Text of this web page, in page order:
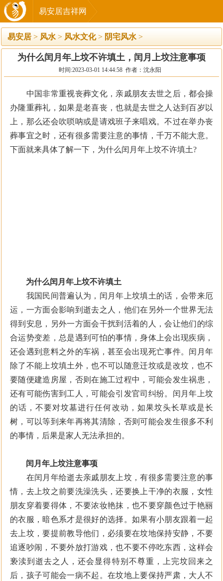
易安居吉祥网
易安居 > 风水 > 风水文化> 阴宅风水 >
为什么闰月年上坟不许填土，闰月上坟注意事项
时间:2023-03-01 14:44:58 作者：沈永阳
中国非常重视丧葬文化，亲戚朋友去世之后，都会操
办隆重葬礼，如果是老喜丧，也就是去世之人达到百岁以
上，那么还会吹唢呐或是请戏班子来唱戏。不过在举办丧
葬事宜之时，还有很多需要注意的事情，千万不能大意。
下面就来具体了解一下，为什么闰月年上坟不许填土?
为什么闰月年上坟不许填土
我国民间普遍认为，闰月年上坟填土的话，会带来厄
运，一方面会影响到逝去之人，他们在另外一个世界无法
得到安息，另外一方面会干扰到活着的人，会让他们的综
合运势变差，总是遇到可怕的事情，身体上会出现疾病，
还会遇到意料之外的车祸，甚至会出现死亡事件。闰月年
除了不能上坟填土外，也不可以随意迁坟或是改坟，也不
要随便建造房屋，否则在施工过程中，可能会发生祸患，
还有可能伤害到工人，可能会引发官司纠纷。闰月年上坟
的话，不要对坟墓进行任何改动，如果坟头长草或是长
树，可以等到来年再将其清除，否则可能会发生很多不利
的事情，后果是家人无法承担的。
闰月年上坟注意事项
在闰月年给逝去亲戚朋友上坟，有很多需要注意的事
情，去上坟之前要洗澡洗头，还要换上干净的衣服，女性
朋友穿着要得体，不要浓妆艳抹，也不要穿颜色过于艳丽
的衣服，暗色系才是很好的选择。如果有小朋友跟着一起
去上坟，要提前教导他们，必须要在坟地保持安静，不要
追逐吵闹，不要外放打游戏，也不要不停吃东西，这样会
亵渎到逝去之人，还会显得特别不尊重，上完坟回来之
后，孩子可能会一病不起。在坟地上要保持严肃，大人不